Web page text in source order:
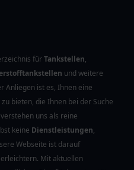
fürTankstellen,
und weitere
Anliegen ist es, Ihnen eine
bieten, die Ihnen bei der Suche
uns als reine
keine Dienstleistungen,
Webseite ist darauf
Mit aktuellen